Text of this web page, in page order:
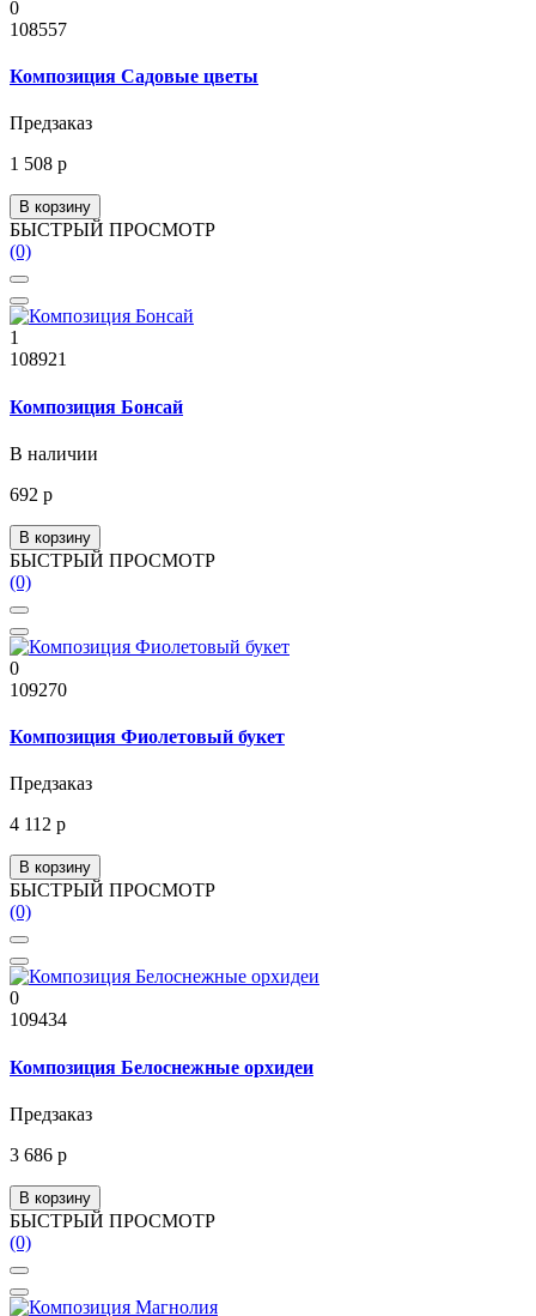
0
108557
Композиция Садовые цветы
Предзаказ
1 508 р
В корзину
БЫСТРЫЙ ПРОСМОТР
(0)
1
108921
Композиция Бонсай
В наличии
692 р
В корзину
БЫСТРЫЙ ПРОСМОТР
(0)
0
109270
Композиция Фиолетовый букет
Предзаказ
4 112 р
В корзину
БЫСТРЫЙ ПРОСМОТР
(0)
0
109434
Композиция Белоснежные орхидеи
Предзаказ
3 686 р
В корзину
БЫСТРЫЙ ПРОСМОТР
(0)